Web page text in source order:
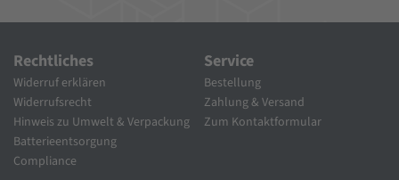
Rechtliches
Widerruf erklären
Widerrufsrecht
Hinweis zu Umwelt & Verpackung
Batterieentsorgung
Compliance
Service
Bestellung
Zahlung & Versand
Zum Kontaktformular